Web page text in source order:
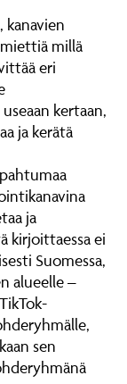
millä
eri
kertaan,
ja kerätä
ja
kirjoittaessa ei
Suomessa,
alueelle –
sen